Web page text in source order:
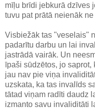
mīļu brīdi jebkurā dzīves
tuvu pat prātā neienāk
Visbiežāk tas "veselais"
padarītu darbu un lai
jastrādā vairāk. Un
īpaši sūdzētos, jo
jau nav pie viņa
uzskata, ka tas invalīds
tātad viņam radīti daudz
izmanto savu invaliditāti